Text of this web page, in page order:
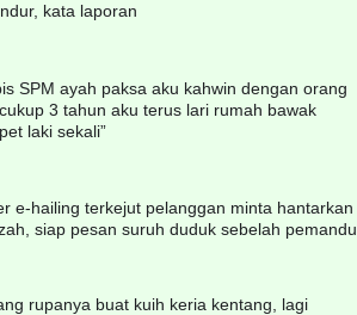
kata laporan
SPM ayah paksa aku kahwin dengan orang
3 tahun aku terus lari rumah bawak
laki sekali”
e-hailing terkejut pelanggan minta hantarkan
siap pesan suruh duduk sebelah pemandu
rupanya buat kuih keria kentang, lagi